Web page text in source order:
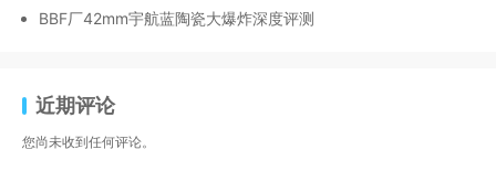
BBF厂42mm宇航蓝陶瓷大爆炸深度评测
近期评论
您尚未收到任何评论。